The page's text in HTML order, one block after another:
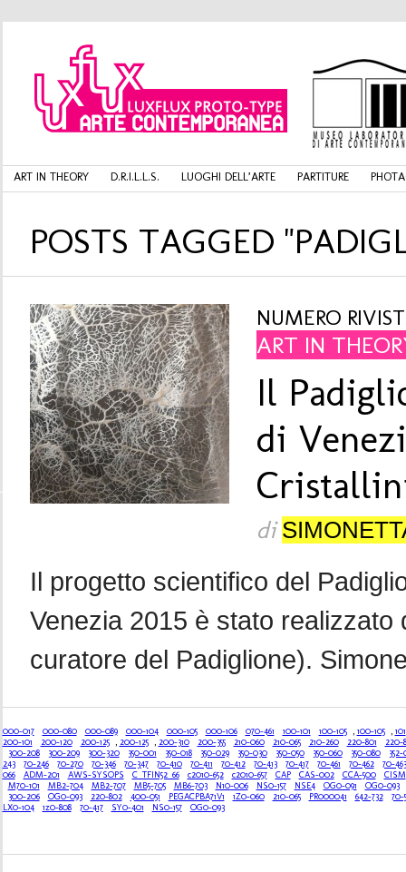
ART IN THEORY D.R.I.L.L.S. LUOGHI DELL’ARTE PARTITURE
POSTS TAGGED
NUMERO
ART IN
Il
di
di
Il progetto scientifico del
Venezia 2015 è stato
curatore del Padiglione).
000-017 000-080 000-089 000-104 000-105 000-106 070-461 100-101 100-105, 100-105, 101
200-101
200-120 200-125, 200-125, 200-310 200-355 210-060 210-065 210-260 220-801
220-
300-208
300-209 300-320 350-001 350-018 350-029 350-030 350-050 350-060 350-080
352-
243
70-246 70-270 70-346 70-347 70-410 70-411 70-412 70-413 70-417 70-461 70-462
70-463
066
ADM-201 AWS-SYSOPS C_TFIN52_66 c2010-652 c2010-657 CAP CAS-002 CCA-500
CISM
M70-101
MB2-704 MB2-707 MB5-705 MB6-703 N10-006 NS0-157 NSE4 OG0-091
OG0-093
300-206
OG0-093 220-802 400-051 PEGACPBA71V1 1Z0-060 210-065 PR000041 642-732
70-
LX0-104
1z0-808 70-417 SY0-401 NS0-157 OG0-093